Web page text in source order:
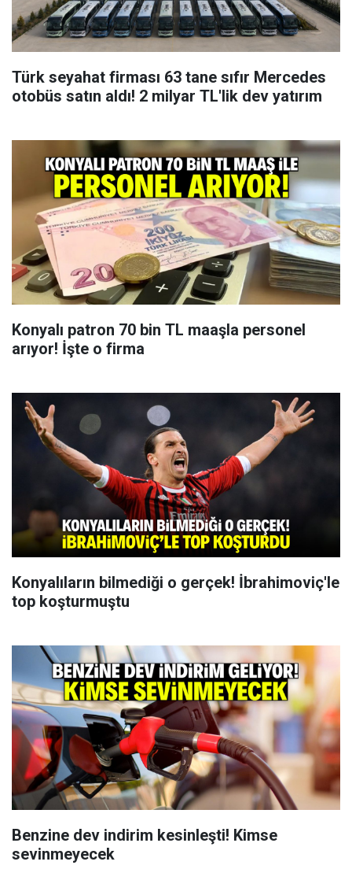
Türk seyahat firması 63 tane sıfır Mercedes
otobüs satın aldı! 2 milyar TL'lik dev yatırım
Konyalı patron 70 bin TL maaşla personel
arıyor! İşte o firma
Konyalıların bilmediği o gerçek! İbrahimoviç'le
top koşturmuştu
Benzine dev indirim kesinleşti! Kimse
sevinmeyecek